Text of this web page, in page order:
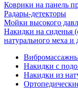
Коврики на панель
Радары-детекторы
Мойки высокого
Накидки на сиденья
натурального меха и
Накидки с
Накидки из